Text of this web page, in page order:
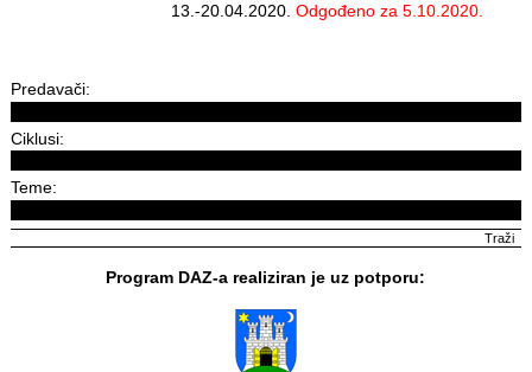
13.-20.04.2020. Odgođeno za 5.10.2020.
Predavači:
Ciklusi:
Teme:
Program DAZ-a realiziran je uz potporu: